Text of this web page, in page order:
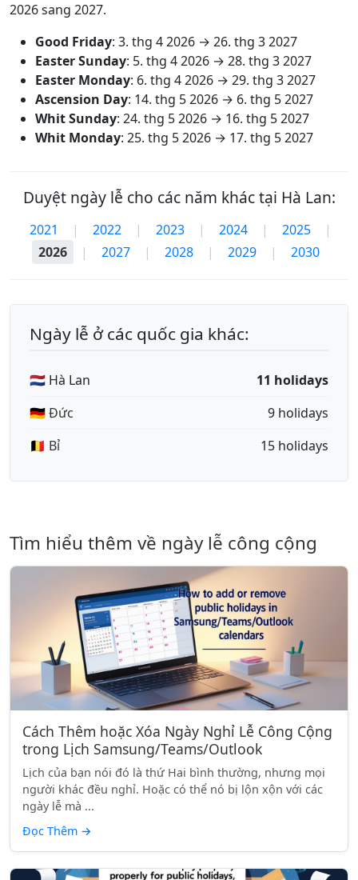
2026 sang 2027.
Good Friday: 3. thg 4 2026 → 26. thg 3 2027
Easter Sunday: 5. thg 4 2026 → 28. thg 3 2027
Easter Monday: 6. thg 4 2026 → 29. thg 3 2027
Ascension Day: 14. thg 5 2026 → 6. thg 5 2027
Whit Sunday: 24. thg 5 2026 → 16. thg 5 2027
Whit Monday: 25. thg 5 2026 → 17. thg 5 2027
Duyệt ngày lễ cho các năm khác tại Hà Lan:
2021 | 2022 | 2023 | 2024 | 2025
|
2026
| 2027 | 2028 | 2029 | 2030
Ngày lễ ở các quốc gia khác:
🇳🇱 Hà Lan
11 holidays
🇩🇪 Đức
9 holidays
🇧🇪 Bỉ
15 holidays
Tìm hiểu thêm về ngày lễ công cộng
Cách Thêm hoặc Xóa Ngày Nghỉ Lễ Công Cộng
trong Lịch Samsung/Teams/Outlook
Lịch của bạn nói đó là thứ Hai bình thường, nhưng mọi
người khác đều nghỉ. Hoặc có thể nó bị lộn xộn với các
ngày lễ mà ...
Đọc Thêm →